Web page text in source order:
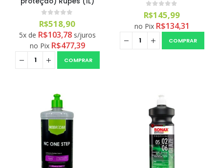
0out of 5
R$518,90
5x de R$103,78 s/juros
no Pix R$477,39
COMPRAR
0out of 5
R$145,99
no Pix R$134,31
COMPRAR